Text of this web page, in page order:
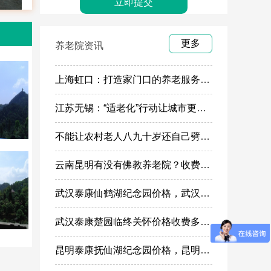
养老院资讯 更多
上海虹口：打造家门口的养老服务“旗舰店”
江苏无锡：“适老化”行动让城市更有温度
不能让农村老人八九十岁还自己劈柴做饭
云南昆明有没有佛教养老院？收费多少
武汉泰康仙鹤湖纪念园价格，武汉泰康仙鹤湖纪念园墓地购买
武汉泰康楚园临终关怀价格收费多少，武汉高端安宁疗护，高端殡仪一条龙服务
昆明泰康抚仙湖纪念园价格，昆明高端殡葬墓地服务